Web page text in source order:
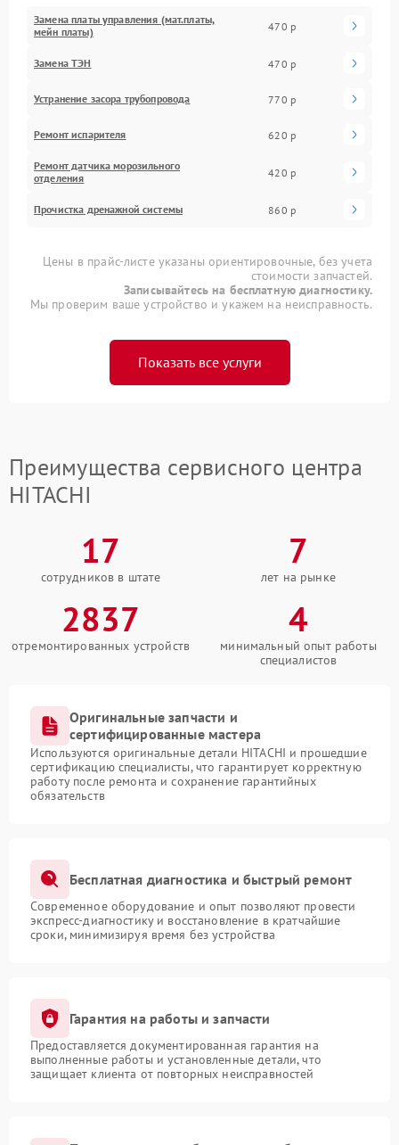
Замена платы управления (мат.платы,
мейн платы)
470 р
Замена ТЭН 470 р
Устранение засора трубопровода 770 р
Ремонт испарителя 620 р
Ремонт датчика морозильного
отделения
420 р
Прочистка дренажной системы 860 р
Цены в прайс-листе указаны ориентировочные, без учета
стоимости запчастей.
Записывайтесь на бесплатную диагностику.
Мы проверим ваше устройство и укажем на неисправность.
Показать все услуги
Преимущества сервисного центра
HITACHI
17
сотрудников в штате
7
лет на рынке
2837
отремонтированных устройств
4
минимальный опыт работы
специалистов
Оригинальные запчасти и
сертифицированные мастера
Используются оригинальные детали HITACHI и прошедшие
сертификацию специалисты, что гарантирует корректную
работу после ремонта и сохранение гарантийных
обязательств
Бесплатная диагностика и быстрый ремонт
Современное оборудование и опыт позволяют провести
экспресс-диагностику и восстановление в кратчайшие
сроки, минимизируя время без устройства
Гарантия на работы и запчасти
Предоставляется документированная гарантия на
выполненные работы и установленные детали, что
защищает клиента от повторных неисправностей